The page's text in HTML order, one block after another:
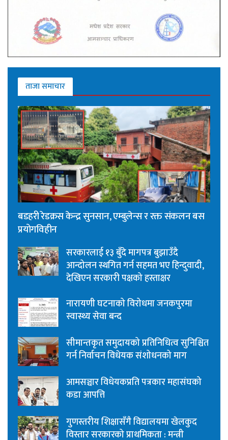
ताजा समाचार
बडहरी रेडक्रस केन्द्र सुनसान, एम्बुलेन्स र रक्त संकलन बस
प्रयोगविहीन
सरकारलाई १३ बुँदे मागपत्र बुझाउँदै
आन्दोलन स्थगित गर्न सहमत भए हिन्दुवादी,
देखिएन सरकारी पक्षको हस्ताक्षर
नारायणी घटनाको विरोधमा जनकपुरमा
स्वास्थ्य सेवा बन्द
सीमान्तकृत समुदायको प्रतिनिधित्व सुनिश्चित
गर्न निर्वाचन विधेयक संशोधनको माग
आमसञ्चार विधेयकप्रति पत्रकार महासंघको
कडा आपत्ति
गुणस्तरीय शिक्षासँगै विद्यालयमा खेलकुद
विस्तार सरकारको प्राथमिकता : मन्त्री